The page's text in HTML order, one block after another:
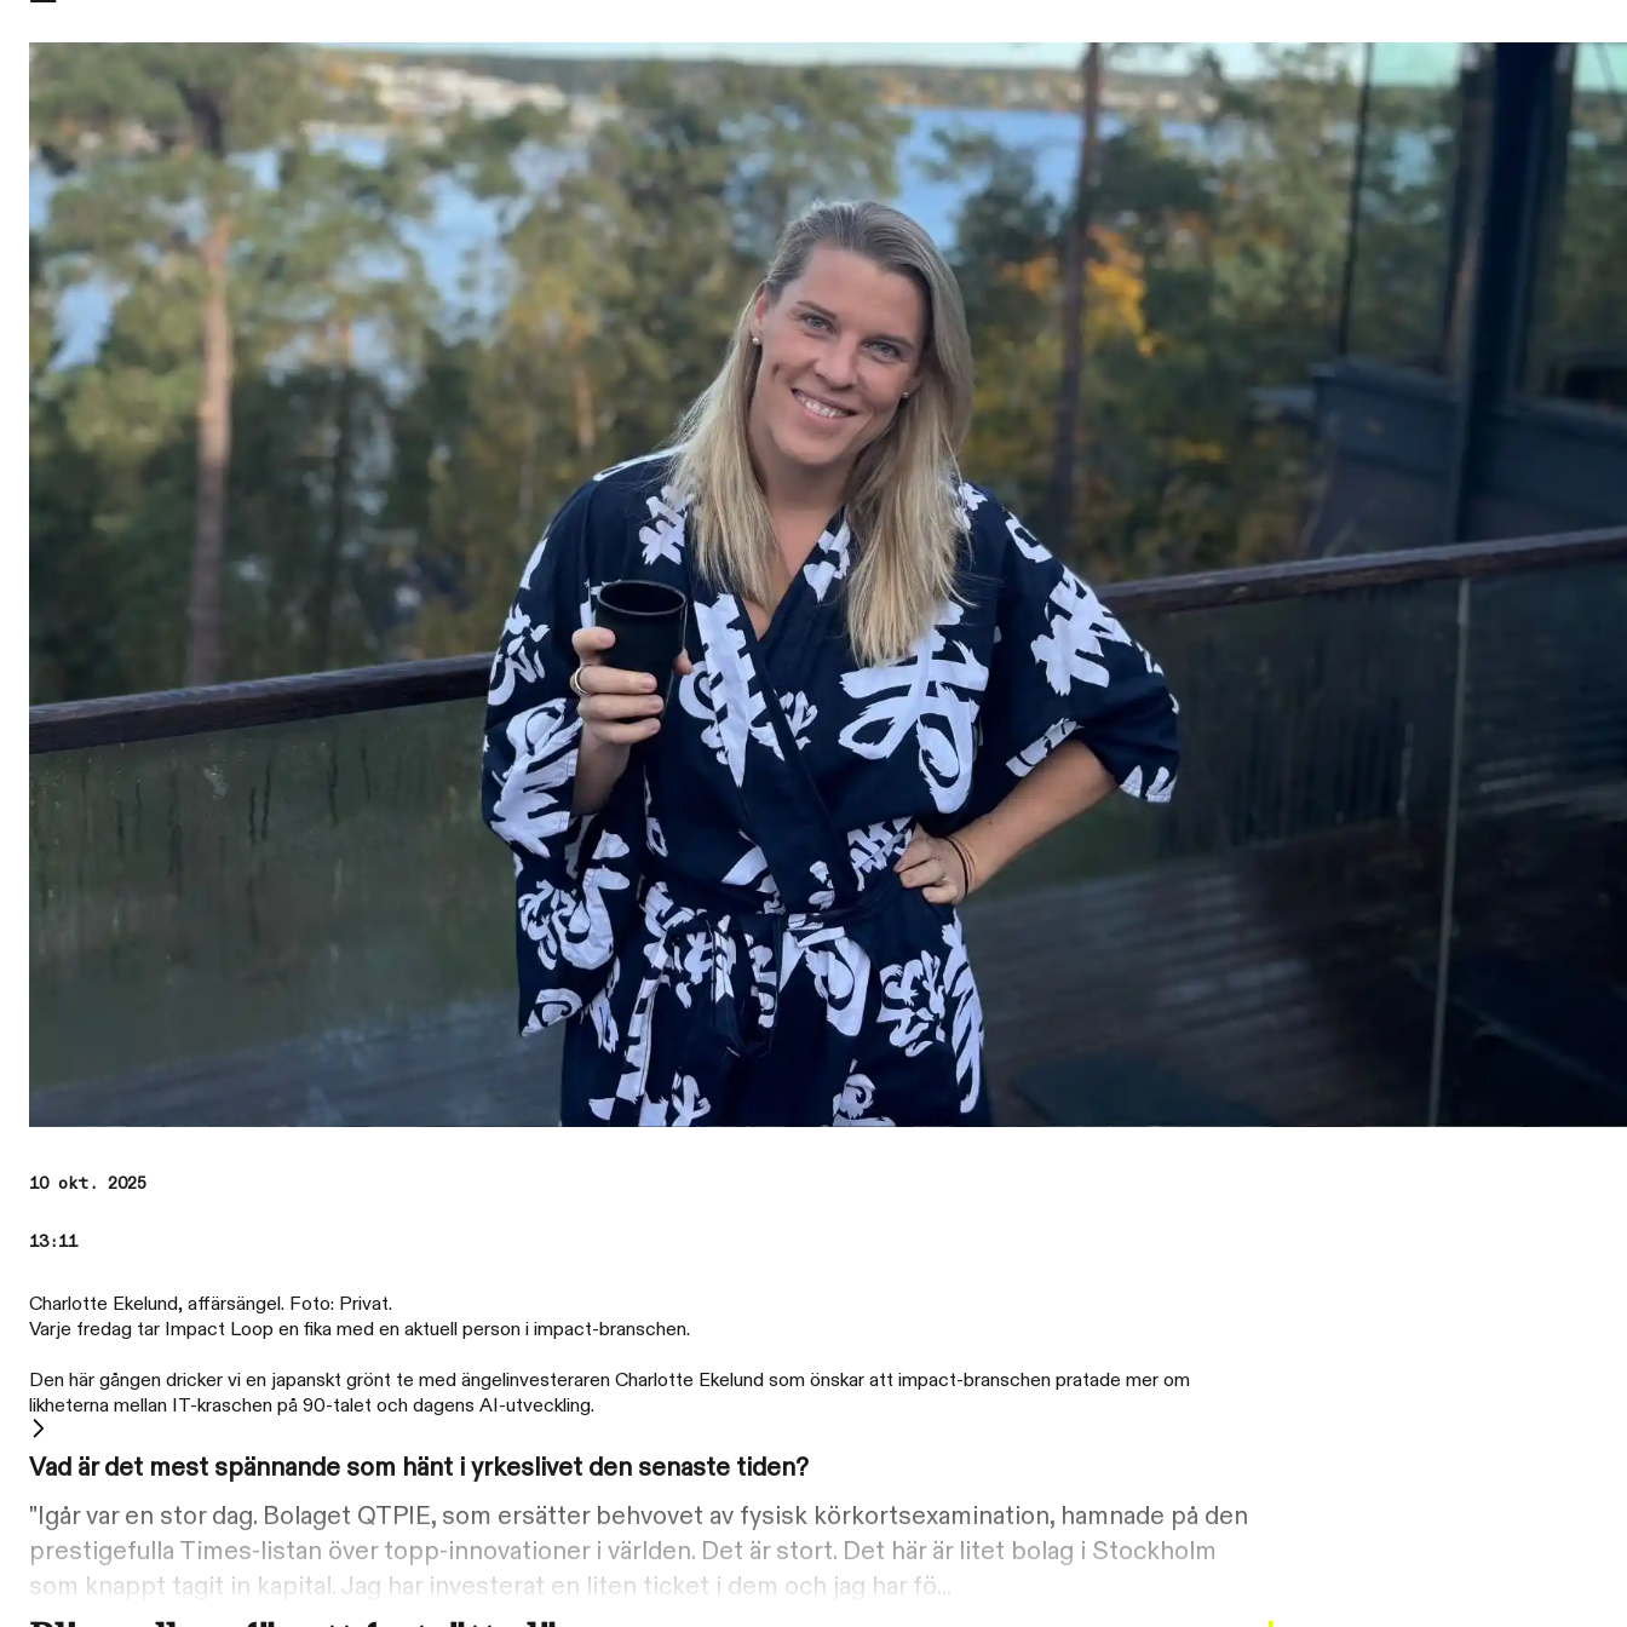
10 okt. 2025
13:11
Charlotte Ekelund, affärsängel. Foto: Privat.
Varje fredag tar Impact Loop en fika med en aktuell person i impact-branschen.
Den här gången dricker vi en japanskt grönt te med ängelinvesteraren Charlotte Ekelund som önskar att impact-branschen pratade mer om
likheterna mellan IT-kraschen på 90-talet och dagens AI-utveckling.
Vad är det mest spännande som hänt i yrkeslivet den senaste tiden?
"Igår var en stor dag. Bolaget QTPIE, som ersätter behvovet av fysisk körkortsexamination, hamnade på den
prestigefulla Times-listan över topp-innovationer i världen. Det är stort. Det här är litet bolag i Stockholm
som knappt tagit in kapital. Jag har investerat en liten ticket i dem och jag har fö...